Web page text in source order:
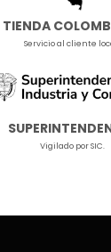
TIENDA
Servicio al cliente
Vigilado por SIC.